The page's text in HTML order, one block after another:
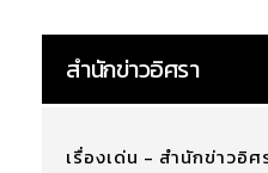
สำนักข่าวอิศรา
เรื่องเด่น - สำนักข่าวอิศ